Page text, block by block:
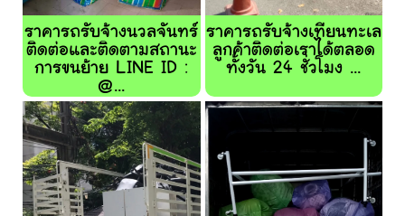
ราคารถรับจ้างนวลจันทร์
ติดต่อและติดตามสถานะ
การขนย้าย LINE ID :
@...
ราคารถรับจ้างเทียนทะเล
ลูกค้าติดต่อเราได้ตลอด
ทั้งวัน 24 ชั่วโมง ...